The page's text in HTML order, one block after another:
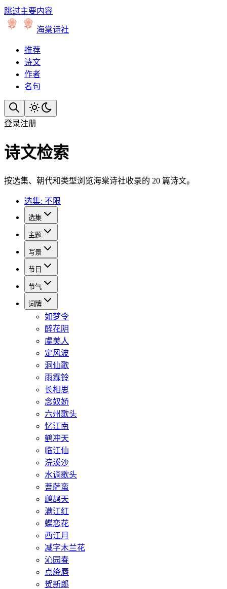
跳过主要内容
海棠诗社
推荐
诗文
作者
名句
登录注册
诗文检索
按选集、朝代和类型浏览海棠诗社收录的 20 篇诗文。
选集: 不限
选集
主题
写景
节日
节气
词牌
如梦令
醉花阴
虞美人
定风波
洞仙歌
雨霖铃
长相思
念奴娇
六州歌头
忆江南
鹤冲天
临江仙
浣溪沙
水调歌头
菩萨蛮
鹧鸪天
满江红
蝶恋花
西江月
减字木兰花
沁园春
点绛唇
贺新郎